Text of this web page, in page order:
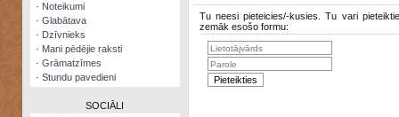
Visatcera
almanahs
Arhīvs
· Noteikumi
· Glabātava
· Dzīvnieks
· Mani pēdējie raksti
· Grāmatzīmes
· Stundu pavedieni
SOCIĀLI
Tu neesi pieteicies/-kusies. Tu vari
zemāk esošo formu: